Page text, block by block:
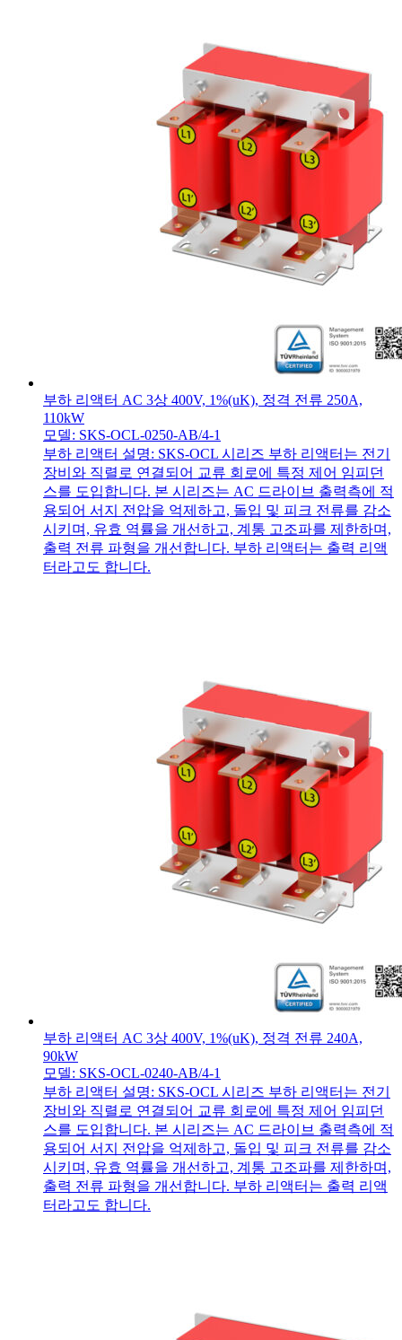
부하 리액터 AC 3상 400V, 1%(uK), 정격 전류 250A,
110kW
모델: SKS-OCL-0250-AB/4-1
부하 리액터 설명: SKS-OCL 시리즈 부하 리액터는 전기
장비와 직렬로 연결되어 교류 회로에 특정 제어 임피던
스를 도입합니다. 본 시리즈는 AC 드라이브 출력측에 적
용되어 서지 전압을 억제하고, 돌입 및 피크 전류를 감소
시키며, 유효 역률을 개선하고, 계통 고조파를 제한하며,
출력 전류 파형을 개선합니다. 부하 리액터는 출력 리액
터라고도 합니다.
부하 리액터 AC 3상 400V, 1%(uK), 정격 전류 240A,
90kW
모델: SKS-OCL-0240-AB/4-1
부하 리액터 설명: SKS-OCL 시리즈 부하 리액터는 전기
장비와 직렬로 연결되어 교류 회로에 특정 제어 임피던
스를 도입합니다. 본 시리즈는 AC 드라이브 출력측에 적
용되어 서지 전압을 억제하고, 돌입 및 피크 전류를 감소
시키며, 유효 역률을 개선하고, 계통 고조파를 제한하며,
출력 전류 파형을 개선합니다. 부하 리액터는 출력 리액
터라고도 합니다.